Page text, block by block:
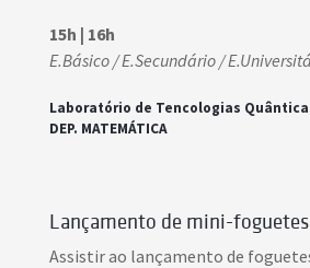
15h | 16h
E.Básico / E.Secundário /
Laboratório de Tencologias
DEP. MATEMÁTICA
Lançamento de mini-foguetes
Assistir ao lançamento de